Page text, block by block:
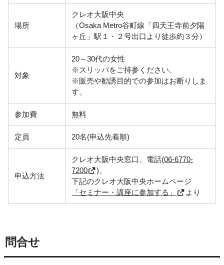
場所
クレオ大阪中央
（Osaka Metro谷町線「四天王寺前夕陽
ヶ丘」駅１・２号出口より徒歩約３分）
対象
20～30代の女性
※スリッパをご持参ください。
※販売や勧誘目的での参加はお断りしま
す。
参加費 無料
定員 20名(申込先着順)
申込方法
クレオ大阪中央窓口、電話(06-6770-
7200
)、
下記のクレオ大阪中央ホームページ
「セミナー・講座に参加する」
より
問合せ